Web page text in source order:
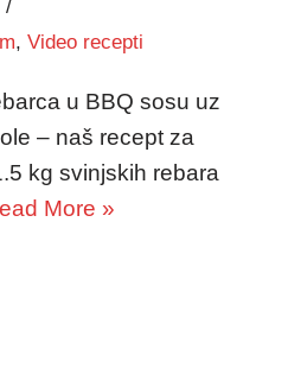
, Video recepti
u BBQ sosu uz
– naš recept za
kg svinjskih rebara
More »